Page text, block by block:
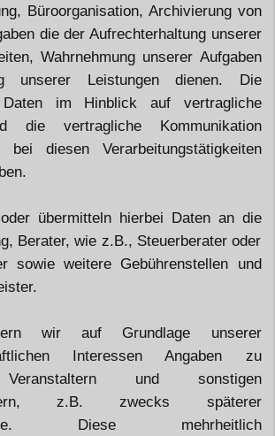
Büroorganisation, Archivierung von
die der Aufrechterhaltung unserer
Wahrnehmung unserer Aufgaben
unserer Leistungen dienen. Die
im Hinblick auf vertragliche
die vertragliche Kommunikation
diesen Verarbeitungstätigkeiten
übermitteln hierbei Daten an die
Berater, wie z.B., Steuerberater oder
sowie weitere Gebührenstellen und
wir auf Grundlage unserer
Interessen Angaben zu
Veranstaltern und sonstigen
z.B. zwecks späterer
Diese mehrheitlich